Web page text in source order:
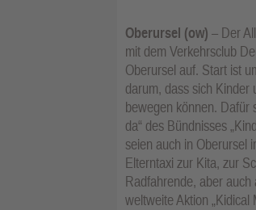
Oberursel (ow) – Der
mit dem Verkehrsclub
Oberursel auf. Start ist
darum, dass sich
bewegen können. Dafür
da“ des Bündnisses
seien auch in Oberursel
Elterntaxi zur Kita, zur
Radfahrende, aber
weltweite Aktion „Kidical